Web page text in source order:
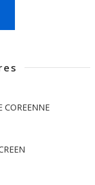
COREENNE